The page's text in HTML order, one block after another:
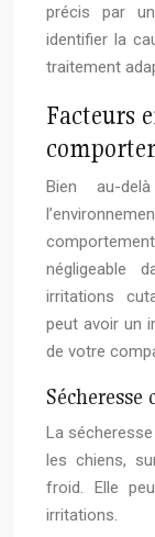
précis par
identifier la
traitement
Facteurs
Bien au-
négligeable
irritations
peut avoir un
de votre
Sécheresse
La
les chiens,
froid. Elle
irritations.